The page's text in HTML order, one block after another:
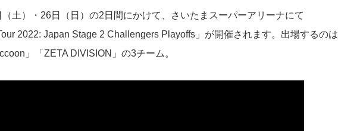
土）・26日（日）の2日間にかけて、さいたまスーパーアリーナにて
2022: Japan Stage 2 Challengers Playoffs」が開催されます。出場するのは
」「ZETA DIVISION」の3チーム。